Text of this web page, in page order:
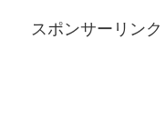
スポンサーリンク